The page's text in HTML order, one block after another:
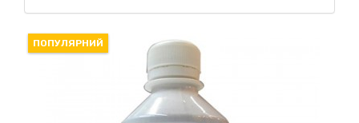
ПОПУЛЯРНИЙ